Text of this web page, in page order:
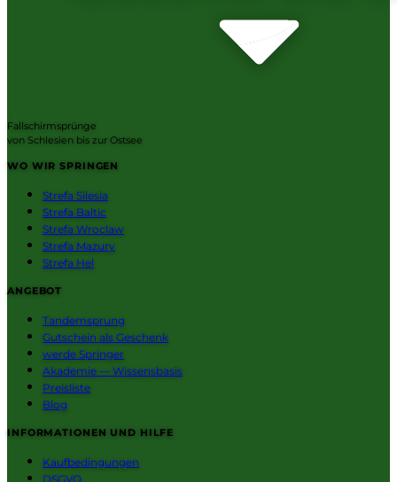
Fallschirmsprünge
von Schlesien bis zur Ostsee
WO WIR SPRINGEN
Strefa Silesia
Strefa Baltic
Strefa Wroclaw
Strefa Mazury
Strefa Hel
ANGEBOT
Tandemsprung
Gutschein als Geschenk
werde Springer
Akademie — Wissensbasis
Preisliste
Blog
INFORMATIONEN UND HILFE
Kaufbedingungen
DSGVO